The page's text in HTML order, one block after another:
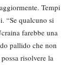
Tempi
“Se qualcuno si
farebbe una
pallido che non
risolvere la